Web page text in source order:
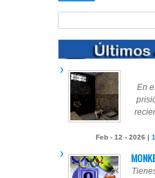
En
Feb - 12 - 2026 |